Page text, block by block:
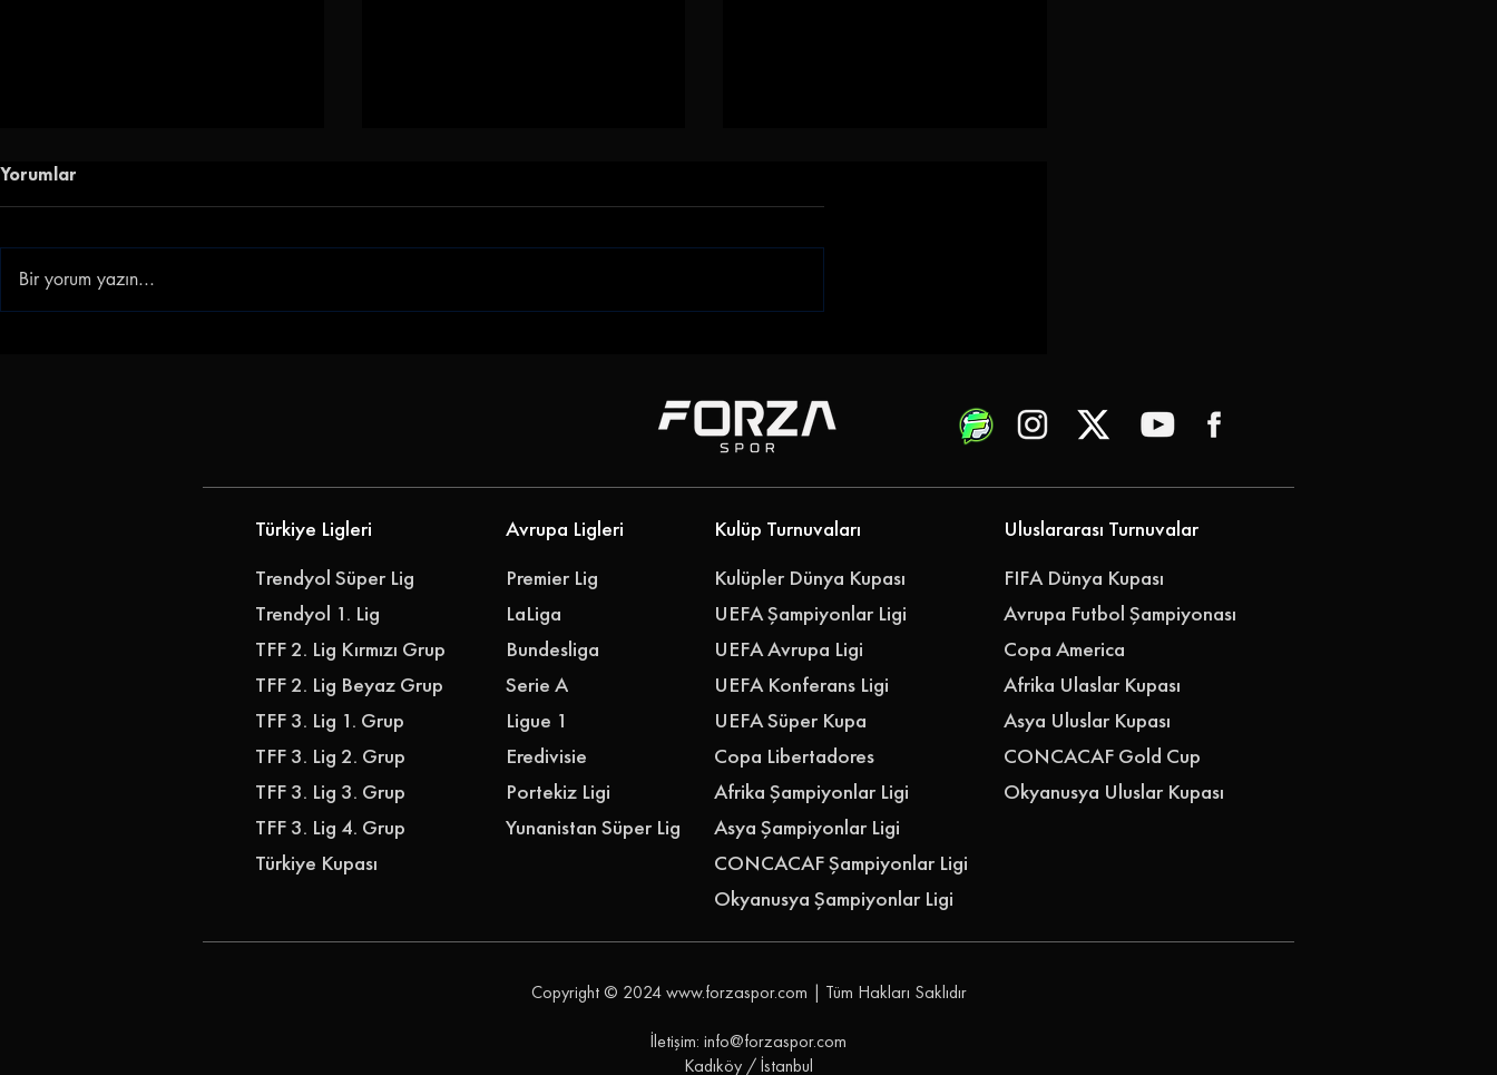
''Geleceğimizi Birlikte
Yazalım''
Yorumlar
Bir yorum yazın...
Türkiye Ligleri
Trendyol Süper Lig
Trendyol 1. Lig
TFF 2. Lig Kırmızı Grup
TFF 2. Lig Beyaz Grup
TFF 3. Lig 1. Grup
TFF 3. Lig 2. Grup
TFF 3. Lig 3. Grup
Türkiye Kupası
TFF 3. Lig 4. Grup
Avrupa Ligleri
Premier Lig
LaLiga
Bundesliga
Serie A
Ligue 1
Eredivisie
Portekiz Ligi
Yunanistan Süper Lig
Kulüp Turnuvaları
Kulüpler Dünya Kupası
UEFA Şampiyonlar Ligi
UEFA Avrupa Ligi
UEFA Konferans Ligi
UEFA Süper Kupa
Copa Libertadores
Afrika Şampiyonlar Ligi
Asya Şampiyonlar Ligi
CONCACAF Şampiyonlar Ligi
Okyanusya Şampiyonlar Ligi
Uluslararası Turnuvalar
FIFA Dünya Kupası
Avrupa Futbol Şampiyonası
Copa America
Afrika Ulaslar Kupası
Asya Uluslar Kupası
CONCACAF Gold Cup
Okyanusya Uluslar Kupası
Copyright © 2024www.forzaspor.com | Tüm Hakları Saklıdır
İletişim: info@forzaspor.com
Kadıköy / İstanbul